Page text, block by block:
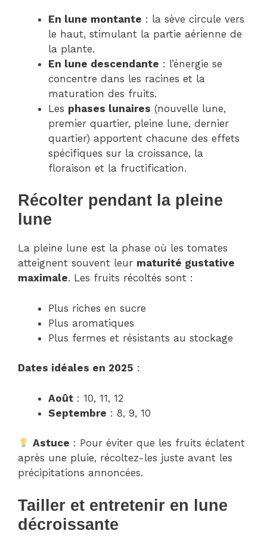
En lune montante : la sève circule vers
le haut, stimulant la partie aérienne de
la plante.
En lune descendante : l’énergie se
concentre dans les racines et la
maturation des fruits.
Les phases lunaires (nouvelle lune,
premier quartier, pleine lune, dernier
quartier) apportent chacune des effets
spécifiques sur la croissance, la
floraison et la fructification.
Récolter pendant la pleine
lune
La pleine lune est la phase où les tomates
atteignent souvent leur maturité gustative
maximale. Les fruits récoltés sont :
Plus riches en sucre
Plus aromatiques
Plus fermes et résistants au stockage
Dates idéales en 2025 :
Août : 10, 11, 12
Septembre : 8, 9, 10
Astuce : Pour éviter que les fruits éclatent
après une pluie, récoltez-les juste avant les
précipitations annoncées.
Tailler et entretenir en lune
décroissante